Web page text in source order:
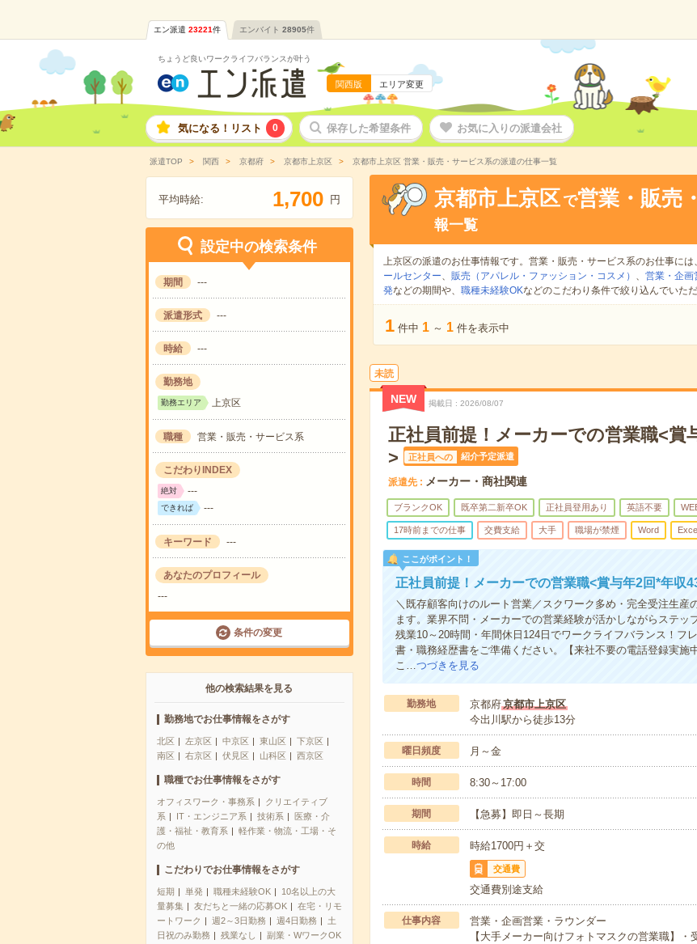
エン派遣 23221件 エンバイト 28905件
ちょうど良いワークライフバランスが叶う
関西版 エリア変更
気になる！リスト 0 保存した希望条件 お気に入りの派遣会社
派遣TOP 関西 京都府 京都市上京区 京都市上京区 営業・販売・サービス系の派遣の仕事一覧
平均時給: 1,700 円
設定中の検索条件
期間 ---
派遣形式 ---
時給 ---
勤務地
勤務エリア 上京区
職種 営業・販売・サービス系
こだわりINDEX
絶対 ---
できれば ---
キーワード ---
あなたのプロフィール
---
条件の変更
他の検索結果を見る
勤務地でお仕事情報をさがす
北区 左京区 中京区 東山区
下京区
南区
右京区 伏見区 山科区 西京区
職種でお仕事情報をさがす
オフィスワーク・事務系
クリエイティブ
系
IT・エンジニア系 技術系
医療・介
護・福祉・教育系
軽作業・物流・工場・そ
の他
こだわりでお仕事情報をさがす
短期 単発 職種未経験OK
10名以上の大
量募集
友だちと一緒の応募OK
在宅・リモ
ートワーク
週2～3日勤務 週4日勤務
土
日祝のみ勤務
残業なし
副業・WワークOK
京都市上京区 で営業・販売
報一覧
上京区の派遣のお仕事情報です。営業・販売・サービス系のお仕事には、
ールセンター、 販売（アパレル・ファッション・コスメ） 、 営業・企画
発などの期間や、 職種未経験OKなどのこだわり条件で絞り込んでいただ
1 件中 1 ～ 1 件を表示中
未読
NEW 掲載日 2026/08/07
正社員前提！メーカーでの営業職<賞
>
正社員への 紹介予定派遣
派遣先 メーカー・商社関連
ブランクOK 既卒第二新卒OK 正社員登用あり 英語不要
17時前までの仕事 交費支給 大手 職場が禁煙 Word
ここがポイント！
正社員前提！メーカーでの営業職<賞与年2回*年収
＼既存顧客向けのルート営業／スクワーク多め・完全受注生産
ます。業界不問・メーカーでの営業経験が活かしながらステッ
残業10～20時間・年間休日124日でワークライフバランス！フ
書・職務経歴書をご準備ください。【来社不要の電話登録実施
こ…つづきを見る
勤務地 京都府京都市上京区
今出川駅から徒歩13分
曜日頻度 月～金
時間 8:30～17:00
期間 【急募】即日～長期
時給 時給1700円＋交
交通費
交通費別途支給
仕事内容
営業・企画営業・ラウンダー
【大手メーカー向けフォトマスクの営業職】